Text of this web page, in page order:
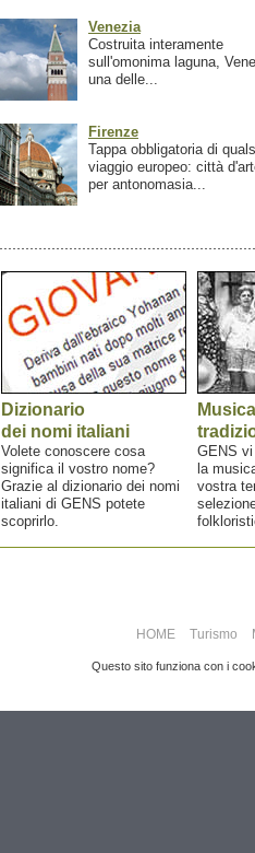
Venezia
Costruita interamente
sull'omonima laguna,
una delle...
Firenze
Tappa obbligatoria di
viaggio europeo: città
per antonomasia...
Dizionario
dei nomi italiani
Volete conoscere cosa
significa il vostro nome?
Grazie al dizionario dei nomi
italiani di GENS potete
scoprirlo.
Musica
GENS
la
vostra
HOME Turismo
Questo sito funziona con i